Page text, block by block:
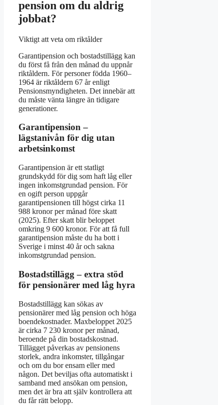
pension om du aldrig
jobbat?
Viktigt att veta om riktålder
Garantipension och bostadstillägg kan
du först få från den månad du uppnår
riktåldern. För personer födda 1960–
1964 är riktåldern 67 år enligt
Pensionsmyndigheten. Det innebär att
du måste vänta längre än tidigare
generationer.
Garantipension –
lägstanivån för dig utan
arbetsinkomst
Garantipension är ett statligt
grundskydd för dig som haft låg eller
ingen inkomstgrundad pension. För
en ogift person uppgår
garantipensionen till högst cirka 11
988 kronor per månad före skatt
(2025). Efter skatt blir beloppet
omkring 9 600 kronor. För att få full
garantipension måste du ha bott i
Sverige i minst 40 år och sakna
inkomstgrundad pension.
Bostadstillägg – extra stöd
för pensionärer med låg hyra
Bostadstillägg kan sökas av
pensionärer med låg pension och höga
boendekostnader. Maxbeloppet 2025
är cirka 7 230 kronor per månad,
beroende på din bostadskostnad.
Tillägget påverkas av pensionens
storlek, andra inkomster, tillgångar
och om du bor ensam eller med
någon. Det beviljas ofta automatiskt i
samband med ansökan om pension,
men det är bra att själv kontrollera att
du får rätt belopp.